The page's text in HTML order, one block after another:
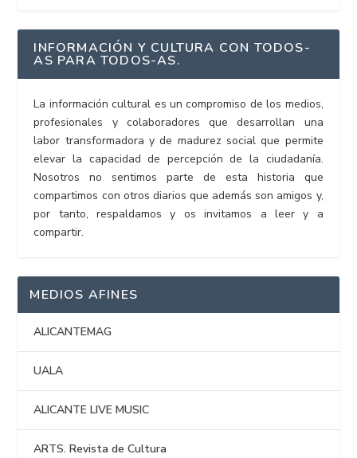
INFORMACIÓN Y CULTURA CON TODOS-
AS PARA TODOS-AS.
La información cultural es un compromiso de los medios,
profesionales y colaboradores que desarrollan una
labor transformadora y de madurez social que permite
elevar la capacidad de percepción de la ciudadanía.
Nosotros no sentimos parte de esta historia que
compartimos con otros diarios que además son amigos y,
por tanto, respaldamos y os invitamos a leer y a
compartir.
MEDIOS AFINES
ALICANTEMAG
UALA
ALICANTE LIVE MUSIC
ARTS. Revista de Cultura